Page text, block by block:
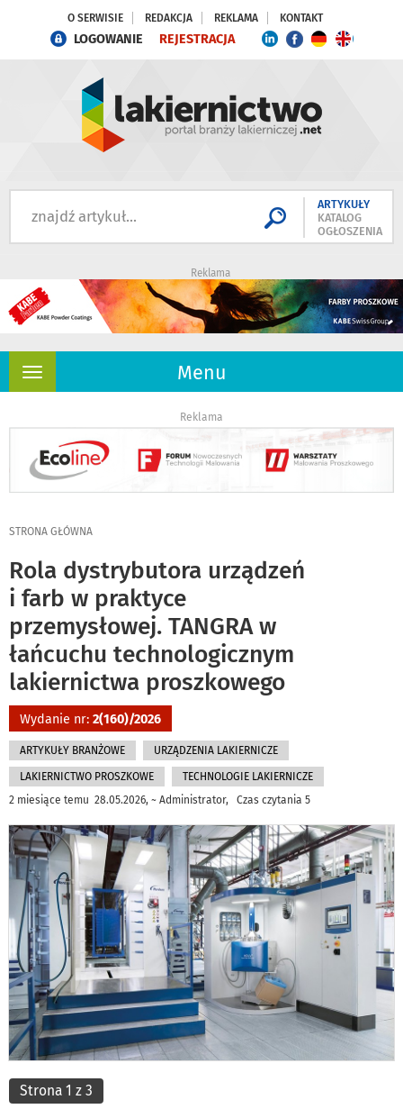
O SERWISIE REDAKCJA REKLAMA KONTAKT
LOGOWANIE REJESTRACJA
ARTYKUŁY
KATALOG
OGŁOSZENIA
Reklama
Menu
Rozwiń
Reklama
STRONA GŁÓWNA
Rola dystrybutora urządzeń
i farb w praktyce
przemysłowej. TANGRA w
łańcuchu technologicznym
lakiernictwa proszkowego
Wydanie nr: 2(160)/2026
ARTYKUŁY BRANŻOWE URZĄDZENIA LAKIERNICZE
LAKIERNICTWO PROSZKOWE
TECHNOLOGIE LAKIERNICZE
2 miesiące temu 28.05.2026, ~ Administrator, Czas czytania 5
Strona 1 z 3